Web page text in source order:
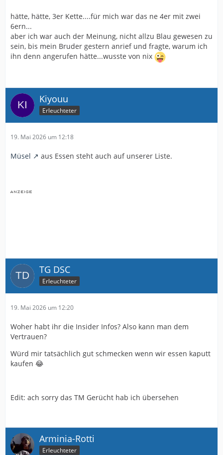
hätte, hätte, 3er Kette....für mich war das ne 4er mit zwei
6ern...
aber ich war auch der Meinung, nicht allzu Blau gewesen zu
sein, bis mein Bruder gestern anrief und fragte, warum ich
ihn denn angerufen hätte...wusste von nix
Kiyouu
Erleuchteter
19. Mai 2026 um 12:18
Müsel aus Essen steht auch auf unserer Liste.
TG DSC
Erleuchteter
19. Mai 2026 um 12:20
Woher habt ihr die Insider Infos? Also kann man dem
Vertrauen?
Würd mir tatsächlich gut schmecken wenn wir essen kaputt
kaufen 😂
Edit: ach sorry das TM Gerücht hab ich übersehen
Arminia-Rotti
Erleuchteter